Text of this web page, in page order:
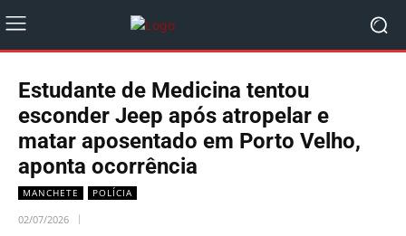
Estudante de Medicina tentou
esconder Jeep após atropelar e
matar aposentado em Porto Velho,
aponta ocorrência
MANCHETE POLÍCIA
02/07/2026